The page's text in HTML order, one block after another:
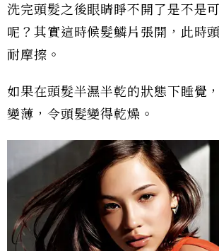
洗完頭髮之後眼睛睜不開了是不是
呢？其實這時候髮鱗片張開，此時
耐摩擦。
如果在頭髮半濕半乾的狀態下睡覺
變薄，令頭髮變得乾燥。